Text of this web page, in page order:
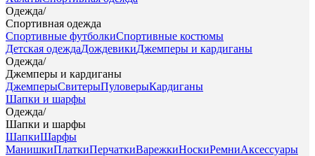
Одежда/
Спортивная одежда
Спортивные футболкиСпортивные костюмы
Детская одеждаДождевикиДжемперы и кардиганы
Одежда/
Джемперы и кардиганы
ДжемперыСвитерыПуловерыКардиганы
Шапки и шарфы
Одежда/
Шапки и шарфы
ШапкиШарфы
МанишкиПлаткиПерчаткиВарежкиНоскиРемниАксессуары